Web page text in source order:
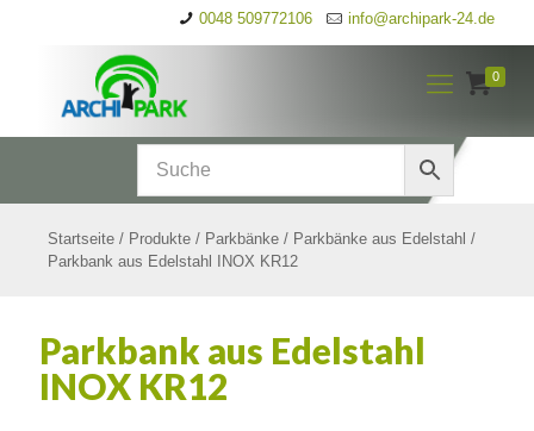
0048 509772106 info@archipark-24.de
0
Startseite / Produkte / Parkbänke / Parkbänke aus Edelstahl /
Parkbank aus Edelstahl INOX KR12
Parkbank aus Edelstahl
INOX KR12